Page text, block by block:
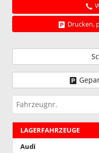
Drucken,
Fahrzeugnr.
LAGERFAHRZEUGE
Audi